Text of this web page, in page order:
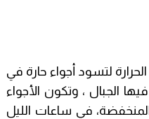
لتسود أجواء حارة في
الجبال ، وتكون الأجواء
في ساعات الليل